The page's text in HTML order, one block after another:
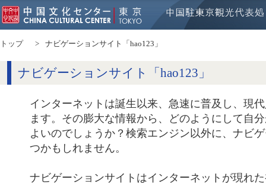
トップ ナビゲーションサイト「hao123」
ナビゲーションサイト「hao123」
インターネットは誕生以来、急速に普及し、現
ます。その膨大な情報から、どのようにして自
よいのでしょうか？検索エンジン以外に、ナビ
つかもしれません。
ナビゲーションサイトはインターネットが現れ